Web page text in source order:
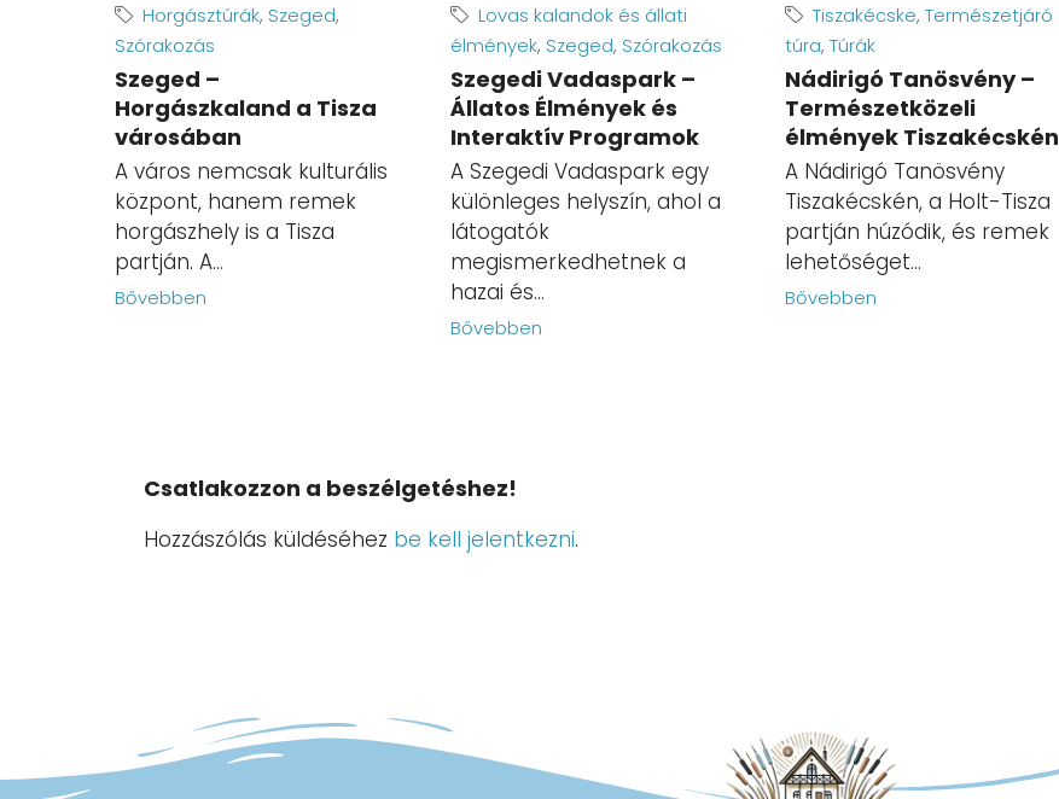
Horgásztúrák, Szeged,
Szórakozás
Szeged –
Horgászkaland a Tisza
városában
A város nemcsak kulturális
központ, hanem remek
horgászhely is a Tisza
partján. A...
Bővebben
Lovas kalandok és állati
élmények, Szeged, Szórakozás
Szegedi Vadaspark –
Állatos Élmények és
Interaktív Programok
A Szegedi Vadaspark egy
különleges helyszín, ahol a
látogatók
megismerkedhetnek a
hazai és...
Bővebben
Tiszakécske,Természetjáró
túra,Túrák
Nádirigó Tanösvény –
Természetközeli
élmények Tiszakécskén
A Nádirigó Tanösvény
Tiszakécskén, a Holt-Tisza
partján húzódik, és remek
lehetőséget...
Bővebben
Csatlakozzon a beszélgetéshez!
Hozzászólás küldéséhez be kell jelentkezni.